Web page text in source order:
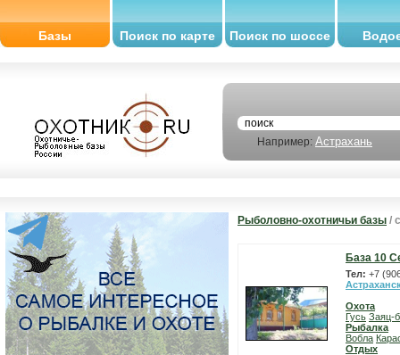
Базы Поиск по карте Поиск по шоссе
Например: Астрахань
Рыболовно-охотничьи базы /
База 10
Тел: +7
Охота
Гусь Заяц-
Рыбалка
Вобла
Отдых